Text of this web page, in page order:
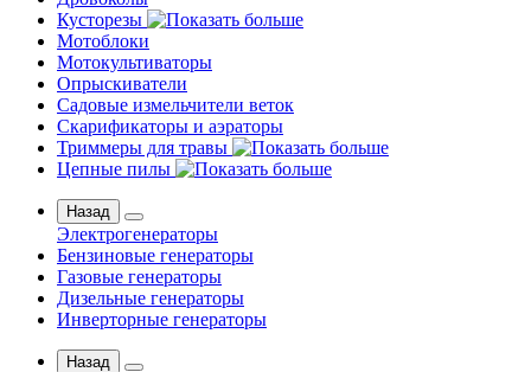
Кусторезы
Мотоблоки
Мотокультиваторы
Опрыскиватели
Садовые измельчители веток
Скарификаторы и аэраторы
Триммеры для травы
Цепные пилы
Назад
Электрогенераторы
Бензиновые генераторы
Газовые генераторы
Дизельные генераторы
Инверторные генераторы
Назад